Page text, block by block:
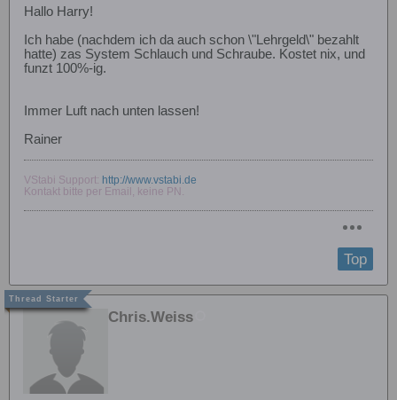
Hallo Harry!
Ich habe (nachdem ich da auch schon \"Lehrgeld\" bezahlt
hatte) zas System Schlauch und Schraube. Kostet nix, und
funzt 100%-ig.
Immer Luft nach unten lassen!
Rainer
VStabi Support: http://www.vstabi.de
Kontakt bitte per Email, keine PN.
Top
Chris.Weiss